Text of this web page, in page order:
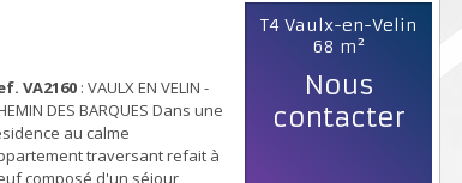
VA2160 : VAULX EN VELIN -
DES BARQUES Dans une
au calme
traversant refait à
composé d'un séjour
T4 Vaulx-en-Velin
68 m²
Nous
contacter